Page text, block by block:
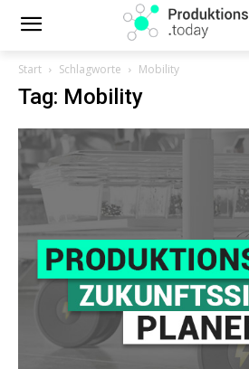
Start Schlagworte Mobility
Tag: Mobility